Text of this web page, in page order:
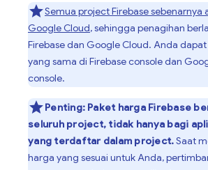
Semua project Firebase sebenarnya
Google Cloud, sehingga penagihan
Firebase dan Google Cloud. Anda
yang sama di Firebaseconsole dan
console.
Penting: Paket harga Firebase
seluruh project, tidak hanya bagi
yang terdaftar dalam project.Saat
harga yang sesuai untuk Anda,